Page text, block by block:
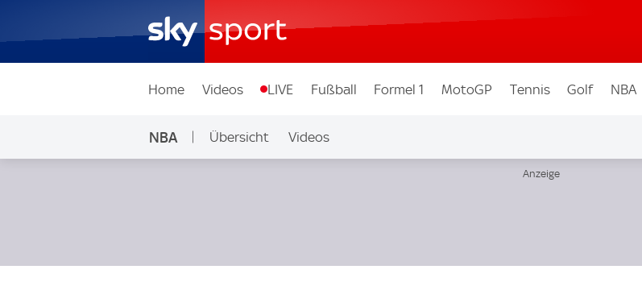
Home Videos LIVE Fußball Formel 1 MotoGP Tennis Golf NBA
NBA Übersicht Videos